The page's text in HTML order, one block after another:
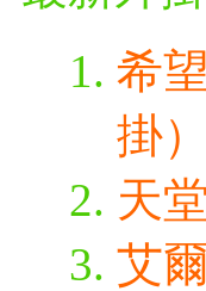
希
掛）
天
艾